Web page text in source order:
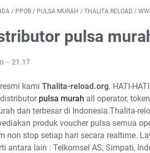
/ PPOB / PULSA MURAH / THALITA RELOAD /
pulsa
21.17
kami Thalita-reload.org. HATI-
pulsa murah all operator,
dan terbesar di Indonesia.Thalita-
produk voucher pulsa semua
non stop setiap hari secara realtime.
antara lain : Telkomsel AS, Simpati,